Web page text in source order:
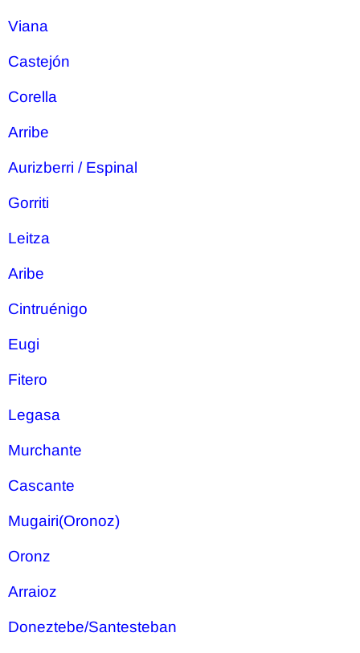
Viana
Castejón
Corella
Arribe
Aurizberri / Espinal
Gorriti
Leitza
Aribe
Cintruénigo
Eugi
Fitero
Legasa
Murchante
Cascante
Mugairi(Oronoz)
Oronz
Arraioz
Doneztebe/Santesteban